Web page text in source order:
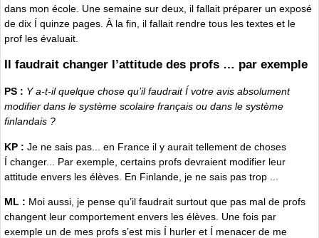
dans mon école. Une semaine sur deux, il fallait préparer un exposé
de dix Í quinze pages. À la fin, il fallait rendre tous les textes et le
prof les évaluait.
Il faudrait changer l’attitude des profs … par exemple
PS : Y a-t-il quelque chose qu’il faudrait Í votre avis absolument
modifier dans le système scolaire français ou dans le système
finlandais ?
KP : Je ne sais pas... en France il y aurait tellement de choses
Í changer... Par exemple, certains profs devraient modifier leur
attitude envers les élèves. En Finlande, je ne sais pas trop ...
ML : Moi aussi, je pense qu’il faudrait surtout que pas mal de profs
changent leur comportement envers les élèves. Une fois par
exemple un de mes profs s’est mis Í hurler et Í menacer de me